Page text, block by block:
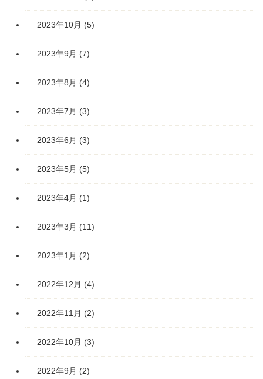
2023年10月 (5)
2023年9月 (7)
2023年8月 (4)
2023年7月 (3)
2023年6月 (3)
2023年5月 (5)
2023年4月 (1)
2023年3月 (11)
2023年1月 (2)
2022年12月 (4)
2022年11月 (2)
2022年10月 (3)
2022年9月 (2)